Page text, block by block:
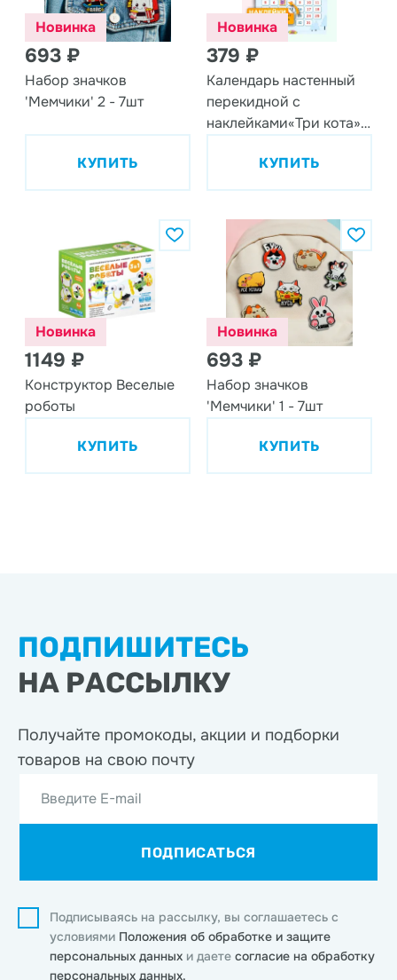
Новинка
693 ₽
Набор значков
'Мемчики' 2 - 7шт
КУПИТЬ
Новинка
379 ₽
Календарь настенный
перекидной с
наклейками«Три кота»
КУПИТЬ
Новинка
1149 ₽
Конструктор Веселые
роботы
КУПИТЬ
Новинка
693 ₽
Набор значков
'Мемчики' 1 - 7шт
КУПИТЬ
ПОДПИШИТЕСЬ
НА РАССЫЛКУ
Получайте промокоды, акции и подборки
товаров на свою почту
Введите E-mail
ПОДПИСАТЬСЯ
Подписываясь на рассылку, вы соглашаетесь с
условиями Положения об обработке и защите
персональных данных и даете согласие на обработку
персональных данных.